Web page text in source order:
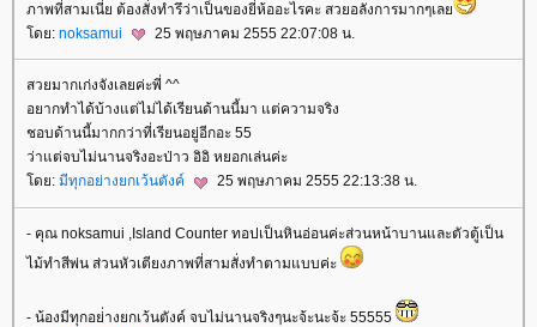
ภาพที่สามเนี่ย ต้องสั่งทำรึว่าเป็นของยี่ห้ออะไรคะ สวยอลังการมากๆเล
ดย: noksamui 25 พฤษภาคม 2555 22:07:08 น.
สวยมากเก่งจังเลยค่ะพี่ ^^
อยากทำได้บ้างแต่ไม่ได้เรียนด้านนี้มา แต่ความจริง
ชอบด้านนี้มากกว่าที่เรียนอยู่อีกอะ 55
ว่าแต่จบไม่นานจริงอะป่าว อิอิ หยอกเล่นค่ะ
ดย: มีทุกอย่างยกเว้นตังค์ 25 พฤษภาคม 2555 22:13:38 น.
- คุณ noksamui ,Island Counter ทอปเป็นหินอ่อนค่ะส่วนหน้าบานและตัวตู้เป็น
ไม้ทำสีพ่น ส่วนหัวเตียงภาพที่สามสั่งทำตามแบบค่ะ
- น้องมีทุกอย่่างยกเว้นตังค์ จบไม่นานจริงๆนะจ้ะนะจ้ะ 55555